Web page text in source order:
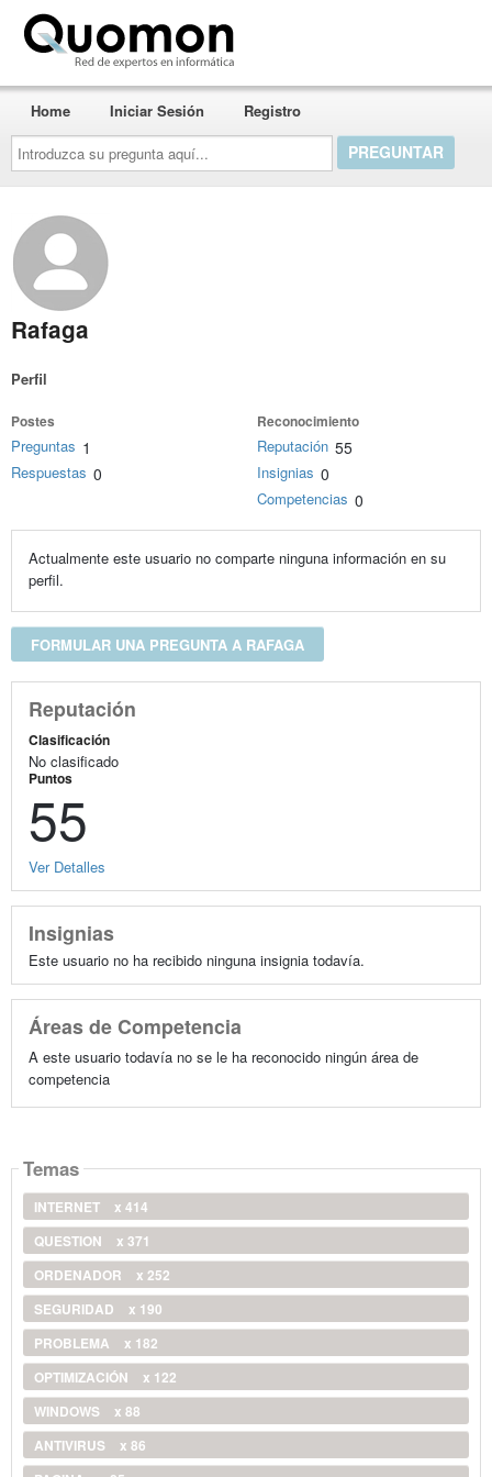
Introduzca
su
pregunta
aquí...
Home Iniciar Sesión Registro
Rafaga
Perfil
Postes
Preguntas 1
Respuestas 0
Reconocimiento
Reputación 55
Insignias 0
Competencias 0
Actualmente este usuario no comparte ninguna información en su
perfil.
FORMULAR UNA PREGUNTA A RAFAGA
Reputación
Clasificación
No clasificado
Puntos
55
Ver Detalles
Insignias
Este usuario no ha recibido ninguna insignia todavía.
Áreas de Competencia
A este usuario todavía no se le ha reconocido ningún área de
competencia
Temas
INTERNET
x 414
QUESTION
x 371
ORDENADOR
x 252
SEGURIDAD
x 190
PROBLEMA
x 182
OPTIMIZACIÓN
x 122
WINDOWS
x 88
ANTIVIRUS
x 86